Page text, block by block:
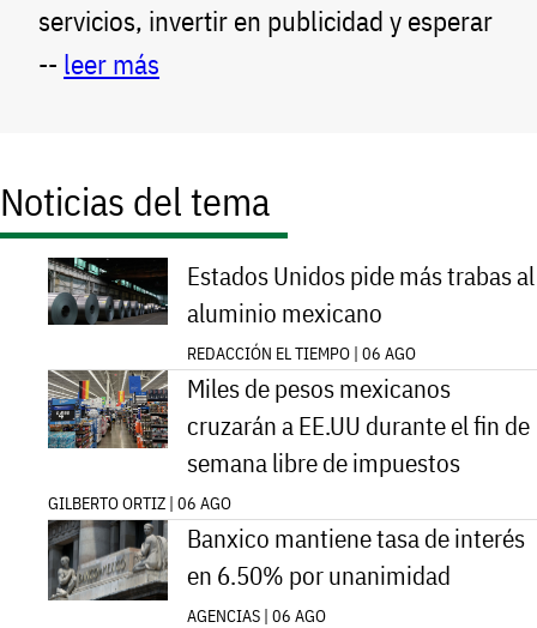
servicios, invertir en publicidad y esperar
-- leer más
Noticias del tema
Estados Unidos pide más trabas al
aluminio mexicano
REDACCIÓN EL TIEMPO | 06 AGO
Miles de pesos mexicanos
cruzarán a EE.UU durante el fin de
semana libre de impuestos
GILBERTO ORTIZ | 06 AGO
Banxico mantiene tasa de interés
en 6.50% por unanimidad
AGENCIAS | 06 AGO